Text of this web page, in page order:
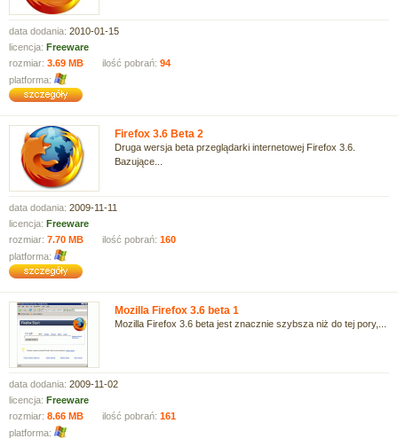
data dodania: 2010-01-15
licencja: Freeware
rozmiar: 3.69 MB ilość pobrań: 94
platforma:
Firefox 3.6 Beta 2
Druga wersja beta przeglądarki internetowej Firefox 3.6.
Bazujące...
data dodania: 2009-11-11
licencja: Freeware
rozmiar: 7.70 MB ilość pobrań: 160
platforma:
Mozilla Firefox 3.6 beta 1
Mozilla Firefox 3.6 beta jest znacznie szybsza niż do tej pory,...
data dodania: 2009-11-02
licencja: Freeware
rozmiar: 8.66 MB ilość pobrań: 161
platforma: